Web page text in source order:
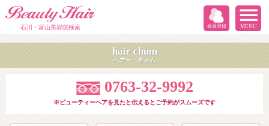
石川・富山美容院検索 MENU
会員登録
hair chum
ヘアー チャム
0763-32-9992
※ビューティーヘアを見たと伝えるとご予約がスムーズです